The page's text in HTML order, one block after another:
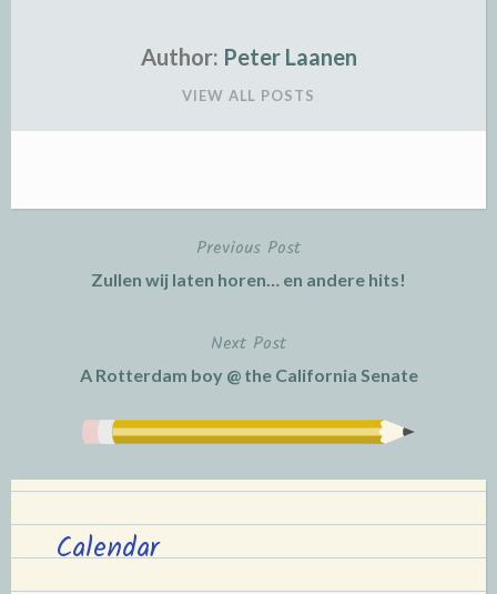
Author: Peter Laanen
VIEW ALL POSTS
Previous Post
Zullen wij laten horen… en andere hits!
Next Post
A Rotterdam boy @ the California Senate
Calendar